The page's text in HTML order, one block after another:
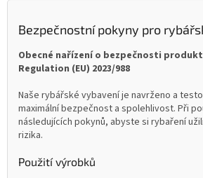
Bezpečnostní pokyny pro
Obecné nařízení o bezpečnosti
Regulation (EU) 2023/988
Naše rybářské vybavení je navrženo a
maximální bezpečnost a spolehlivost. Při
následujících pokynů, abyste si rybaření
rizika.
Použití výrobků